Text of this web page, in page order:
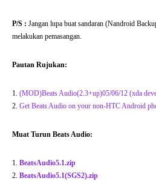
P/S : Jangan lupa buat sandaran (Nandroid
melakukan pemasangan.
Pautan Rujukan:
1. (MOD)Beats Audio(2.3+up)05/06/12 (xda
2. Get Beats Audio on your non-HTC Android
Muat Turun Beats Audio:
1. BeatsAudio5.1.zip
2. BeatsAudio5.1(SGS2).zip